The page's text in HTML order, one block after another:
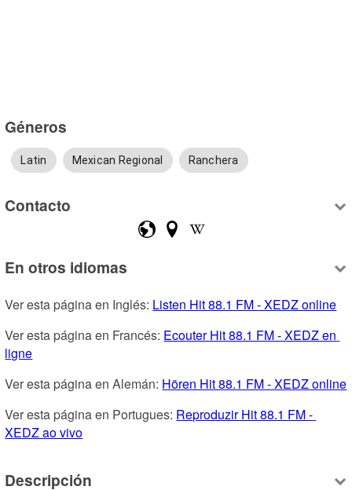
Géneros
Latin Mexican Regional Ranchera
Contacto
En otros idiomas
Ver esta página en Inglés: Listen Hit 88.1 FM - XEDZ online
Ver esta página en Francés: Ecouter Hit 88.1 FM - XEDZ en
ligne
Ver esta página en Alemán: Hören Hit 88.1 FM - XEDZ online
Ver esta página en Portugues: Reproduzir Hit 88.1 FM -
XEDZ ao vivo
Descripción